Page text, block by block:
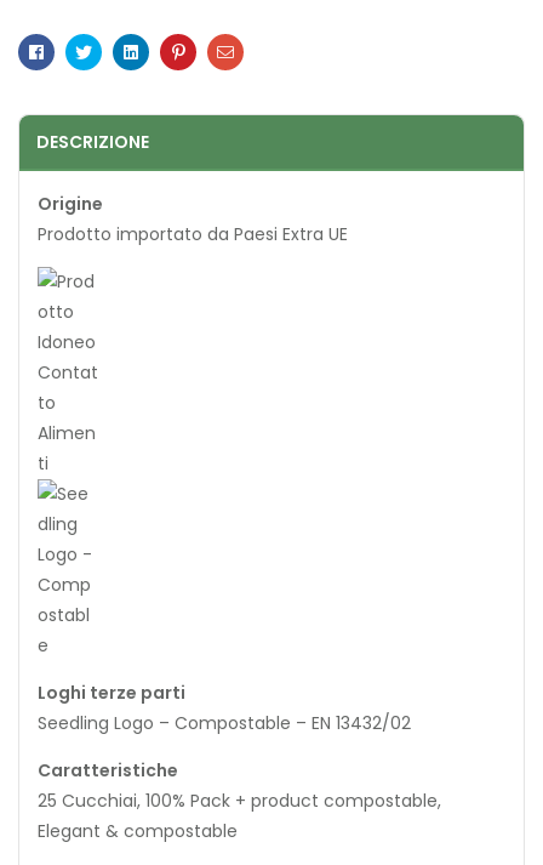
Facebook
TwitterLinkedinPinterestEmail
DESCRIZIONE
Origine
Prodotto importato da Paesi Extra UE
Loghi terze parti
Seedling Logo – Compostable – EN 13432/02
Caratteristiche
25 Cucchiai, 100% Pack + product compostable,
Elegant & compostable